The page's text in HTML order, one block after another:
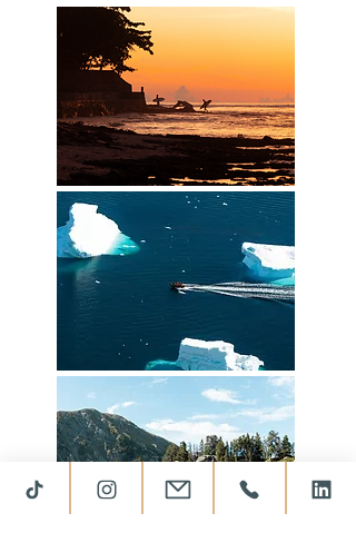
VOYAGES ET TOURISME
PRISES DE VUES
AÉRIENNES
SPORTS ET OUTDOOR